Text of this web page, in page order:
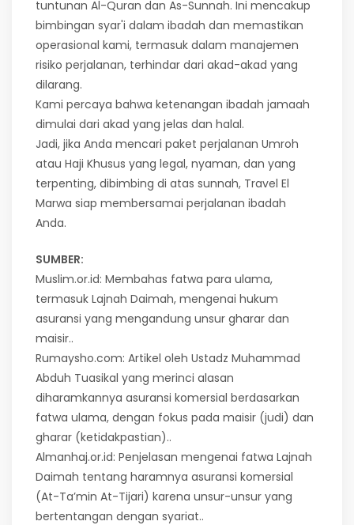
tuntunan Al-Quran dan As-Sunnah. Ini mencakup
bimbingan syar'i dalam ibadah dan memastikan
operasional kami, termasuk dalam manajemen
risiko perjalanan, terhindar dari akad-akad yang
dilarang.
Kami percaya bahwa ketenangan ibadah jamaah
dimulai dari akad yang jelas dan halal.
Jadi, jika Anda mencari paket perjalanan Umroh
atau Haji Khusus yang legal, nyaman, dan yang
terpenting, dibimbing di atas sunnah, Travel El
Marwa siap membersamai perjalanan ibadah
Anda.
SUMBER:
Muslim.or.id: Membahas fatwa para ulama,
termasuk Lajnah Daimah, mengenai hukum
asuransi yang mengandung unsur gharar dan
maisir..
Rumaysho.com: Artikel oleh Ustadz Muhammad
Abduh Tuasikal yang merinci alasan
diharamkannya asuransi komersial berdasarkan
fatwa ulama, dengan fokus pada maisir (judi) dan
gharar (ketidakpastian)..
Almanhaj.or.id: Penjelasan mengenai fatwa Lajnah
Daimah tentang haramnya asuransi komersial
(At-Ta’min At-Tijari) karena unsur-unsur yang
bertentangan dengan syariat..